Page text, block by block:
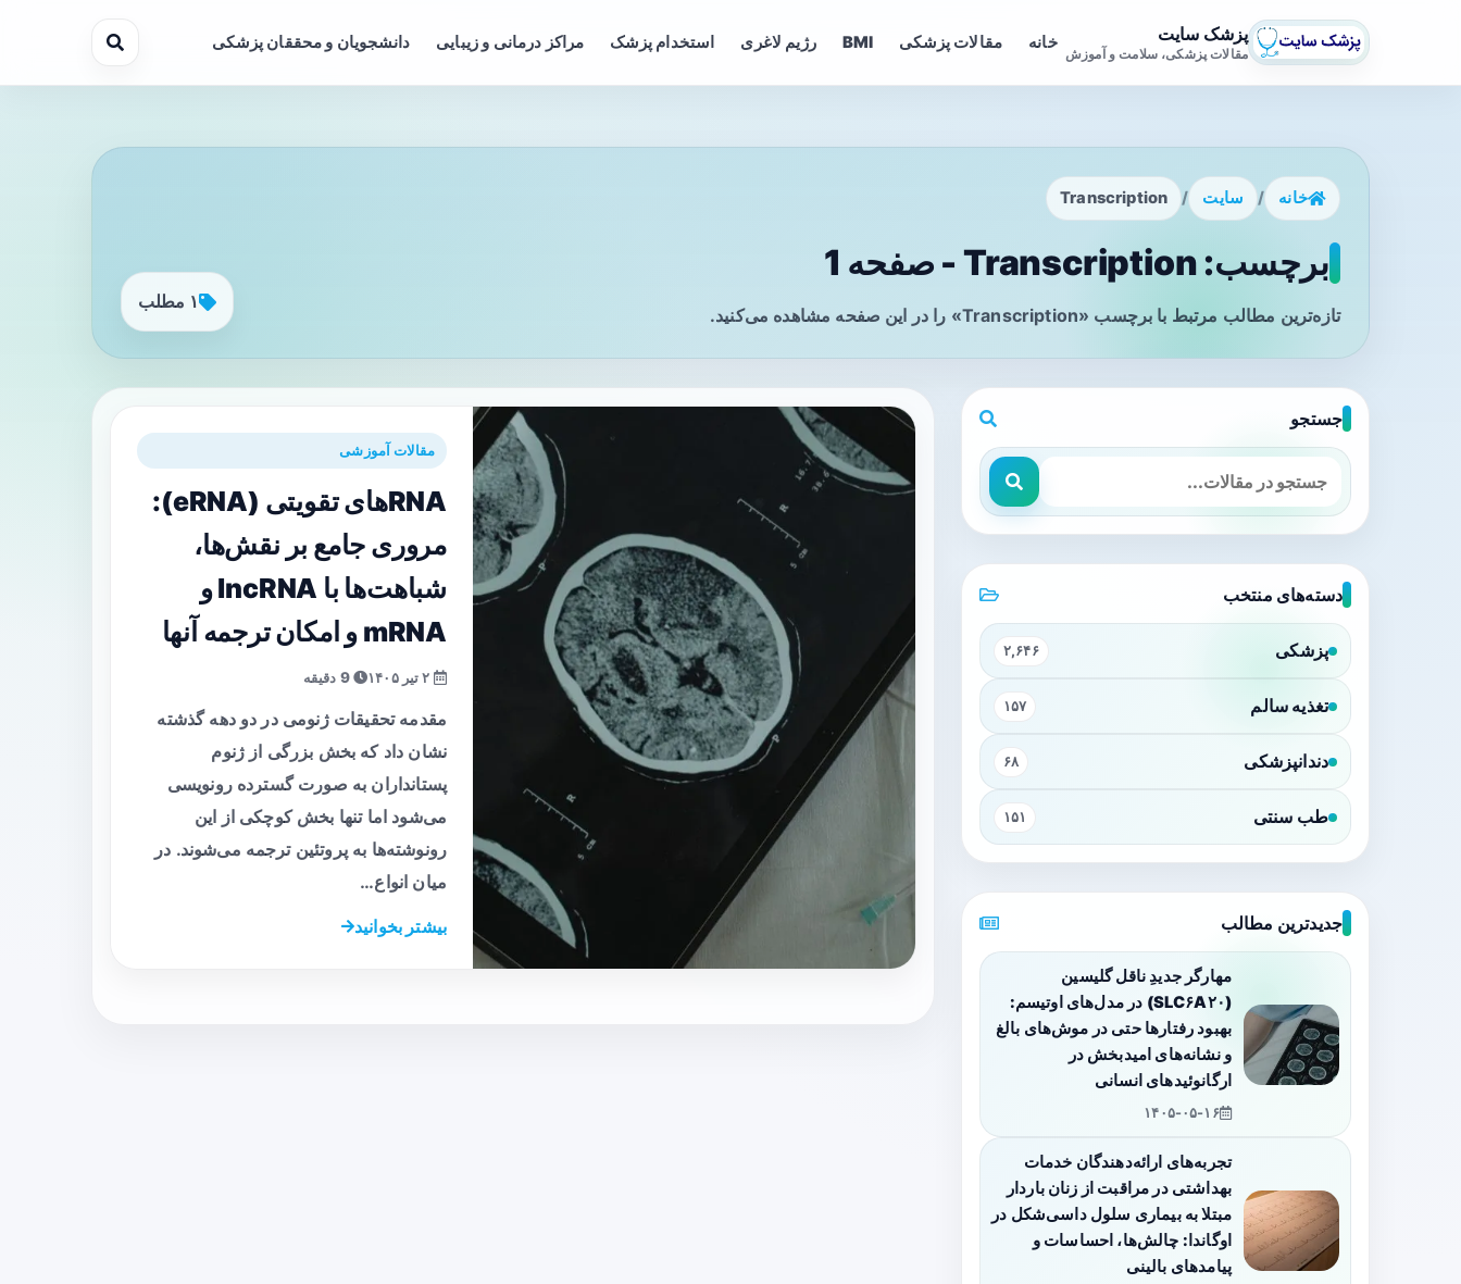
پزشک سایت
مقالات پزشکی، سلامت و آموزش
خانه مقالات پزشکی BMI رژیم لاغری استخدام پزشک مراکز درمانی و زیبایی دانشجویان و محققان پزشکی
خانه / سایت /
Transcription
برچسب: Transcription - صفحه 1
تازه‌ترین مطالب مرتبط با برچسب «Transcription» را در این صفحه مشاهده می‌کنید.
۱ مطلب
مقالات آموزشی
RNAهای تقویتی (eRNA):
مروری جامع بر نقش‌ها،
شباهت‌ها با lncRNA و
mRNA و امکان ترجمه آنها
9 دقیقه
مقدمه تحقیقات ژنومی در دو دهه گذشته
نشان داد که بخش بزرگی از ژنوم
پستانداران به صورت گسترده رونویسی
می‌شود اما تنها بخش کوچکی از این
رونوشته‌ها به پروتئین ترجمه می‌شوند. در
میان انواع…
بیشتر بخوانید
جستجو
دسته‌های منتخب
پزشکی ۲,۶۴۶
تغذیه سالم ۱۵۷
دندانپزشکی ۶۸
طب سنتی ۱۵۱
جدیدترین مطالب
مهارگر جدیدِ ناقل گلیسین
(SLC۶A۲۰) در مدل‌های اوتیسم:
بهبود رفتارها حتی در موش‌های بالغ
و نشانه‌های امیدبخش در
ارگانوئیدهای انسانی
۱۴۰۵-۰۵-۱۶
تجربه‌های ارائه‌دهندگان خدمات
بهداشتی در مراقبت از زنان باردار
مبتلا به بیماری سلول داسی‌شکل در
اوگاندا: چالش‌ها، احساسات و
پیامدهای بالینی